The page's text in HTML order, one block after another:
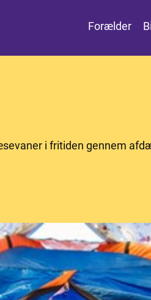
Forælder
i fritiden gennem